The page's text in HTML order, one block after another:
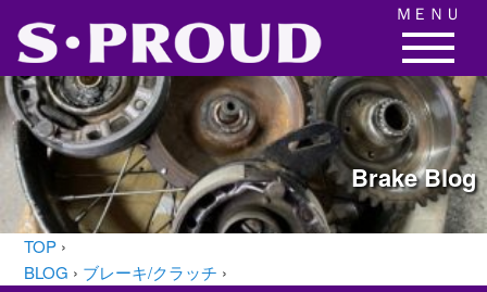
BrakeBlog
TOP ›
BLOG › ブレーキ/クラッチ ›
ＭＥＮＵ